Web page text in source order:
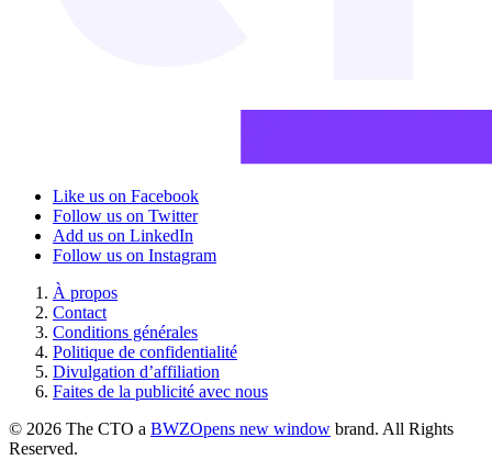
Like us on Facebook
Follow us on Twitter
Add us on LinkedIn
Follow us on Instagram
À propos
Contact
Conditions générales
Politique de confidentialité
Divulgation d’affiliation
Faites de la publicité avec nous
© 2026 The CTO a BWZOpens new window brand. All Rights
Reserved.